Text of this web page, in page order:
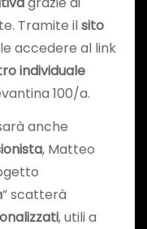
Tramite ilsito
accedere al link
individuale
100/a.
anche
, Matteo
” scatterà
, utili a